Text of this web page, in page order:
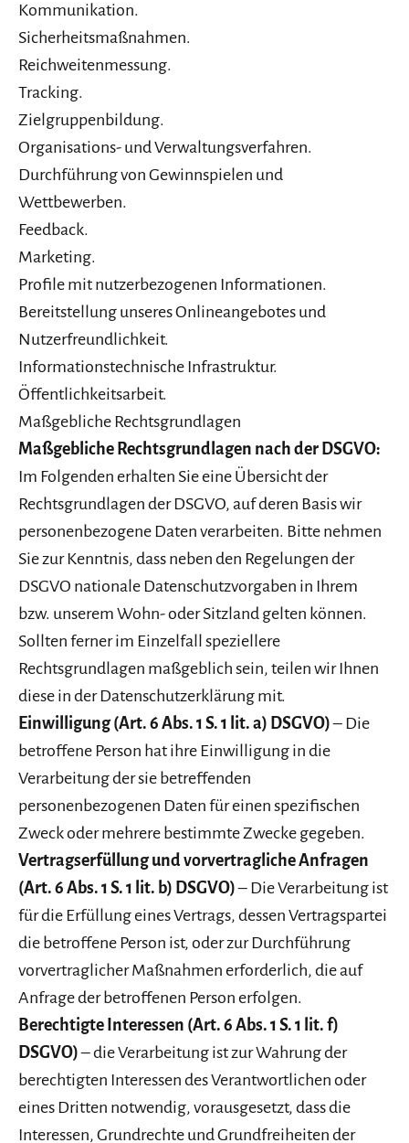
Kommunikation.
Sicherheitsmaßnahmen.
Reichweitenmessung.
Tracking.
Zielgruppenbildung.
Organisations- und Verwaltungsverfahren.
Durchführung von Gewinnspielen und
Wettbewerben.
Feedback.
Marketing.
Profile mit nutzerbezogenen Informationen.
Bereitstellung unseres Onlineangebotes und
Nutzerfreundlichkeit.
Informationstechnische Infrastruktur.
Öffentlichkeitsarbeit.
Maßgebliche Rechtsgrundlagen
Maßgebliche Rechtsgrundlagen nach der DSGVO:
Im Folgenden erhalten Sie eine Übersicht der
Rechtsgrundlagen der DSGVO, auf deren Basis wir
personenbezogene Daten verarbeiten. Bitte nehmen
Sie zur Kenntnis, dass neben den Regelungen der
DSGVO nationale Datenschutzvorgaben in Ihrem
bzw. unserem Wohn- oder Sitzland gelten können.
Sollten ferner im Einzelfall speziellere
Rechtsgrundlagen maßgeblich sein, teilen wir Ihnen
diese in der Datenschutzerklärung mit.
Einwilligung (Art. 6 Abs. 1 S. 1 lit. a) DSGVO)– Die
betroffene Person hat ihre Einwilligung in die
Verarbeitung der sie betreffenden
personenbezogenen Daten für einen spezifischen
Zweck oder mehrere bestimmte Zwecke gegeben.
Vertragserfüllung und vorvertragliche Anfragen
(Art. 6 Abs. 1 S. 1 lit. b) DSGVO)– Die Verarbeitung ist
für die Erfüllung eines Vertrags, dessen Vertragspartei
die betroffene Person ist, oder zur Durchführung
vorvertraglicher Maßnahmen erforderlich, die auf
Anfrage der betroffenen Person erfolgen.
Berechtigte Interessen (Art. 6 Abs. 1 S. 1 lit. f)
DSGVO)– die Verarbeitung ist zur Wahrung der
berechtigten Interessen des Verantwortlichen oder
eines Dritten notwendig, vorausgesetzt, dass die
Interessen, Grundrechte und Grundfreiheiten der